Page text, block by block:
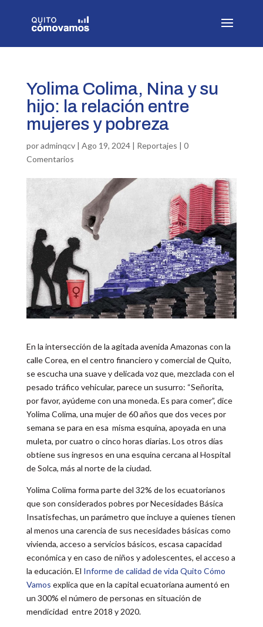
Yolima Colima, Nina y su
hijo: la relación entre
mujeres y pobreza
poradminqcv| Ago 19, 2024| Reportajes | 0
Comentarios
En la intersección de la agitada avenida Amazonas con la
calle Corea, en el centro financiero y comercial de Quito,
se escucha una suave y delicada voz que, mezclada con el
pesado tráfico vehicular, parece un susurro: “Señorita,
por favor, ayúdeme con una moneda. Es para comer”, dice
Yolima Colima, una mujer de 60 años que dos veces por
semana se para en esa misma esquina, apoyada en una
muleta, por cuatro o cinco horas diarias. Los otros días
obtiene sus ingresos en una esquina cercana al Hospital
de Solca, más al norte de la ciudad.
Yolima Colima forma parte del 32% de los ecuatorianos
que son considerados pobres por Necesidades Básica
Insatisfechas, un parámetro que incluye a quienes tienen
al menos una carencia de sus necesidades básicas como
vivienda, acceso a servicios básicos, escasa capacidad
económica y en caso de niños y adolescentes, el acceso a
la educación. El Informe de calidad de vida Quito Cómo
Vamos explica que en la capital ecuatoriana aumentó en
un 300% el número de personas en situación de
mendicidad entre 2018 y 2020.